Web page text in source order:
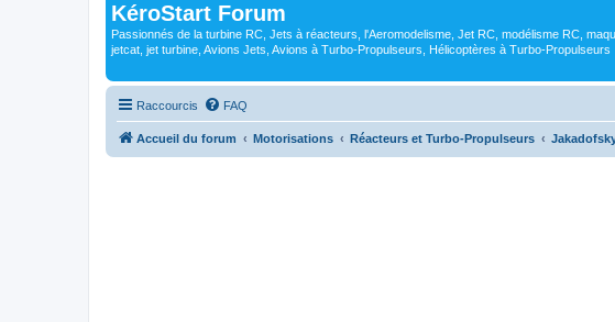
KéroStart Forum
Passionnés de la turbine RC, Jets à réacteurs, l'Aeromodelisme, Jet RC, modélisme RC,
jetcat, jet turbine, Avions Jets, Avions à Turbo-Propulseurs, Hélicoptères à Turbo-Propulseurs
Raccourcis FAQ
Accueil du forum Motorisations Réacteurs et Turbo-Propulseurs